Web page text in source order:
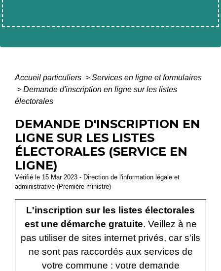
Accueil particuliers > Services en ligne et formulaires
> Demande d'inscription en ligne sur les listes
électorales
DEMANDE D'INSCRIPTION EN
LIGNE SUR LES LISTES
ÉLECTORALES (SERVICE EN
LIGNE)
Vérifié le 15 Mar 2023 - Direction de l'information légale et
administrative (Première ministre)
L'inscription sur les listes électorales
est une démarche gratuite. Veillez à ne
pas utiliser de sites internet privés, car s'ils
ne sont pas raccordés aux services de
votre commune : votre demande